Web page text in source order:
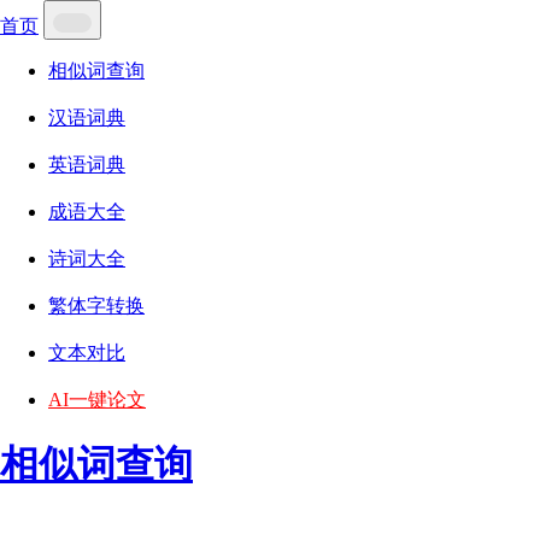
首页
相似词查询
汉语词典
英语词典
成语大全
诗词大全
繁体字转换
文本对比
AI一键论文
相似词查询